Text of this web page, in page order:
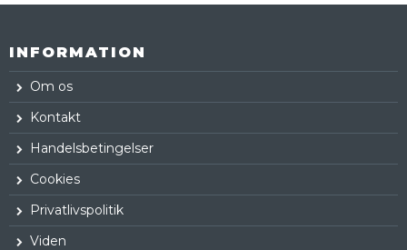
INFORMATION
Om os
Kontakt
Handelsbetingelser
Cookies
Privatlivspolitik
Viden